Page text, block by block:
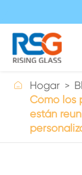
 Hogar
Cómo los
están